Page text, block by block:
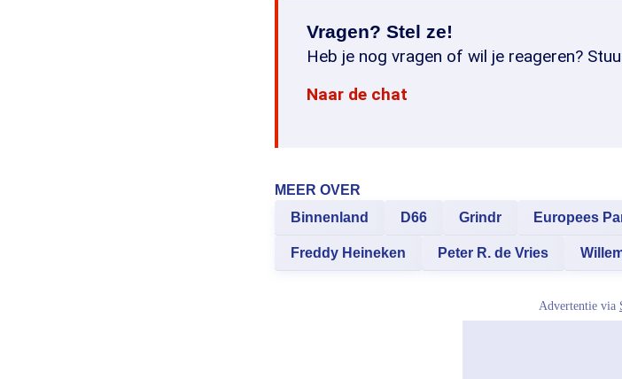
Vragen? Stel ze!
Heb je nog vragen of wil je reageren?
Naar de chat
MEER OVER
Binnenland
D66 Grindr Europees
Freddy Heineken Peter R. de Vries
Advertentie via